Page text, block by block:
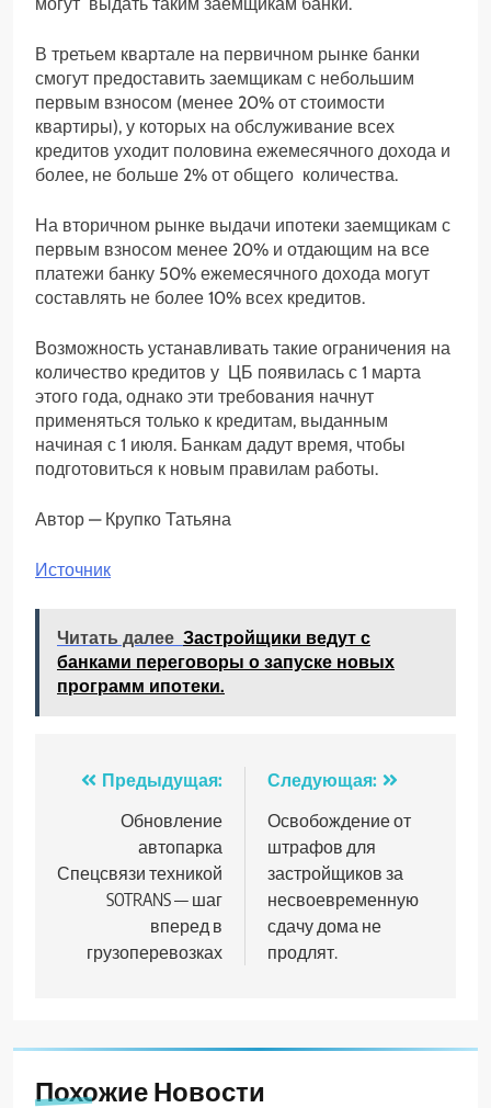
В третьем квартале на первичном рынке банки
смогут предоставить заемщикам с небольшим
первым взносом (менее 20% от стоимости
квартиры), у которых на обслуживание всех
кредитов уходит половина ежемесячного дохода и
более, не больше 2% от общего количества.
На вторичном рынке выдачи ипотеки заемщикам с
первым взносом менее 20% и отдающим на все
платежи банку 50% ежемесячного дохода могут
составлять не более 10% всех кредитов.
Возможность устанавливать такие ограничения на
количество кредитов у ЦБ появилась с 1 марта
этого года, однако эти требования начнут
применяться только к кредитам, выданным
начиная с 1 июля. Банкам дадут время, чтобы
подготовиться к новым правилам работы.
Автор — Крупко Татьяна
Источник
Читать далее Застройщики ведут с
банками переговоры о запуске новых
программ ипотеки.
Навигация
записям
Предыдущая:
Обновление
автопарка
Спецсвязи техникой
SOTRANS — шаг
вперед в
грузоперевозках
Следующая:
Освобождение от
штрафов для
застройщиков за
несвоевременную
сдачу дома не
продлят.
Похожие Новости